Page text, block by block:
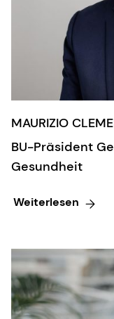
MAURIZIO
BU-Präsident
Gesundheit
Weiterlesen